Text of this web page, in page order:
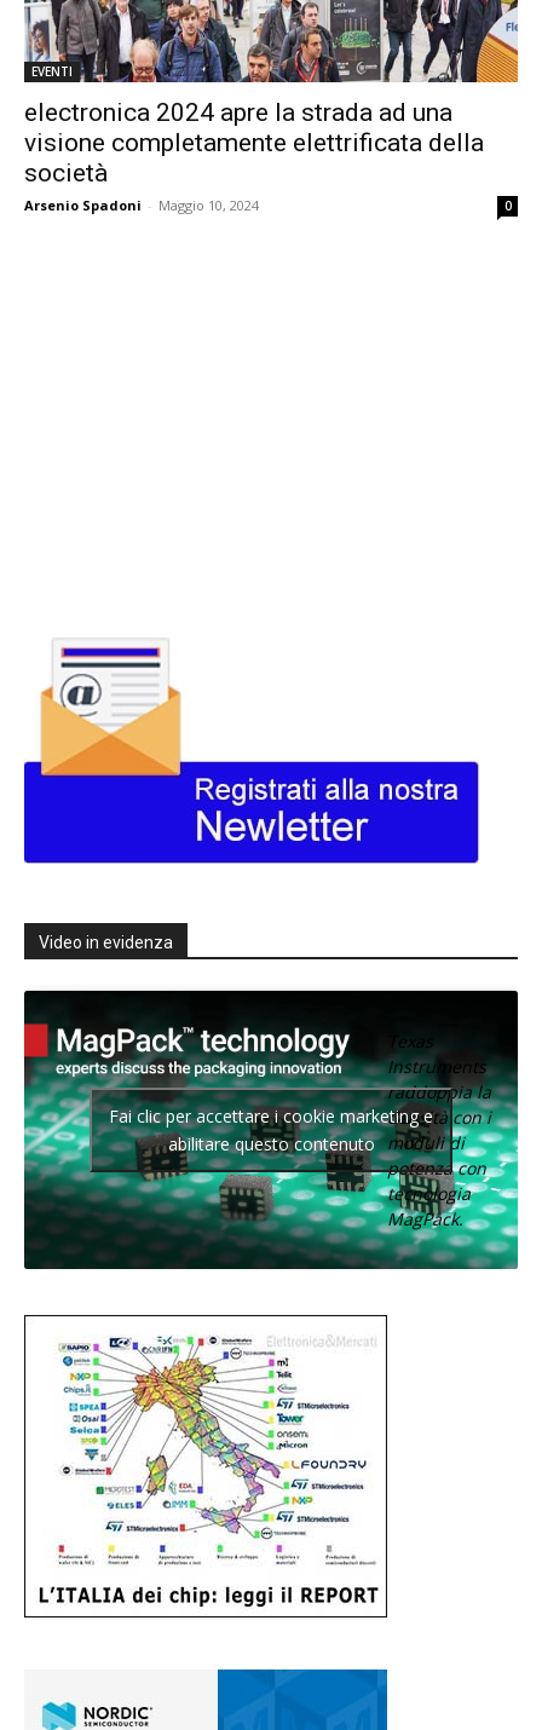
EVENTI
electronica 2024 apre la strada ad una
visione completamente elettrificata della
società
Arsenio Spadoni - Maggio 10, 2024 0
Video in evidenza
Texas
Instruments
raddoppia la
densità con i
moduli di
potenza con
tecnologia
MagPack.
Fai clic per accettare i cookie marketing e
abilitare questo contenuto